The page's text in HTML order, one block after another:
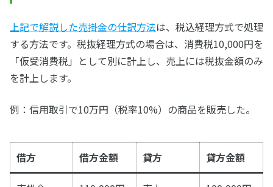
上記で解説した売掛金の仕訳方法は、税込経理方式で処理
する方法です。税抜経理方式の場合は、消費税10,000円を
「仮受消費税」として別に計上し、売上には税抜金額のみ
を計上します。
例：信用取引で10万円（税率10%）の商品を販売した。
借方 借方金額 貸方 貸方金額